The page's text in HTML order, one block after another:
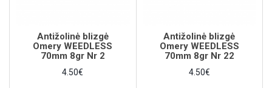
Antižolinė blizgė
Omery WEEDLESS
70mm 8gr Nr 2
4.50€
Antižolinė blizgė
Omery WEEDLESS
70mm 8gr Nr 22
4.50€